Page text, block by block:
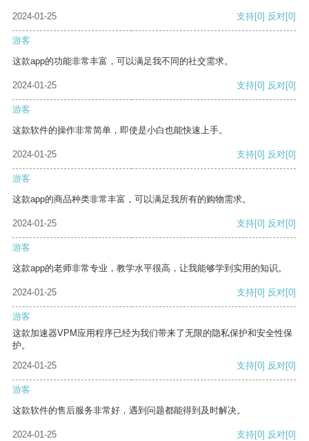
2024-01-25 支持[0] 反对[0]
游客
这款app的功能非常丰富，可以满足我不同的社交需求。
2024-01-25 支持[0] 反对[0]
游客
这款软件的操作非常简单，即使是小白也能快速上手。
2024-01-25 支持[0] 反对[0]
游客
这款app的商品种类非常丰富，可以满足我所有的购物需求。
2024-01-25 支持[0] 反对[0]
游客
这款app的老师非常专业，教学水平很高，让我能够学到实用的知识。
2024-01-25 支持[0] 反对[0]
游客
这款加速器VPM应用程序已经为我们带来了无限的隐私保护和安全性保
护。
2024-01-25
支持[0] 反对[0]
游客
这款软件的售后服务非常好，遇到问题都能得到及时解决。
2024-01-25 支持[0] 反对[0]